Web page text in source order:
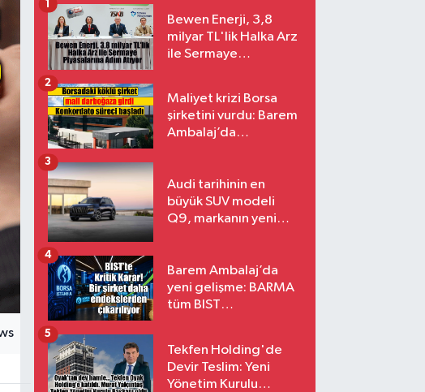
Bewen Enerji, 3,8
milyar TL'lik Halka Arz
ile Sermaye
1
Maliyet krizi Borsa
şirketini vurdu: Barem
Ambalaj’da
2
Audi tarihinin en
büyük SUV modeli
Q9, markanın yeni
3
Barem Ambalaj’da
yeni gelişme: BARMA
tüm BIST
4
Tekfen Holding'de
Devir Teslim: Yeni
Yönetim Kurulu
5